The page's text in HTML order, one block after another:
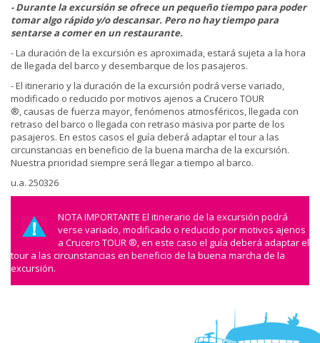
- Durante la excursión se ofrece un pequeño tiempo para poder
tomar algo rápido y/o descansar. Pero no hay tiempo para
sentarse a comer en un restaurante.
- La duración de la excursión es aproximada, estará sujeta a la hora
de llegada del barco y desembarque de los pasajeros.
- El itinerario y la duración de la excursión podrá verse variado,
modificado o reducido por motivos ajenos a Crucero TOUR
®, causas de fuerza mayor, fenómenos atmosféricos, llegada con
retraso del barco o llegada con retraso masiva por parte de los
pasajeros. En estos casos el guía deberá adaptar el tour a las
circunstancias en beneficio de la buena marcha de la excursión.
Nuestra prioridad siempre será llegar a tiempo al barco.
u.a. 250326
NOTA IMPORTANTE El itinerario de la excursión podrá
verse variado, modificado o reducido por motivos ajenos
a Crucero TOUR ®, en este caso el guía deberá adaptar el
tour a las circunstancias en beneficio de la buena marcha de la
excursión.